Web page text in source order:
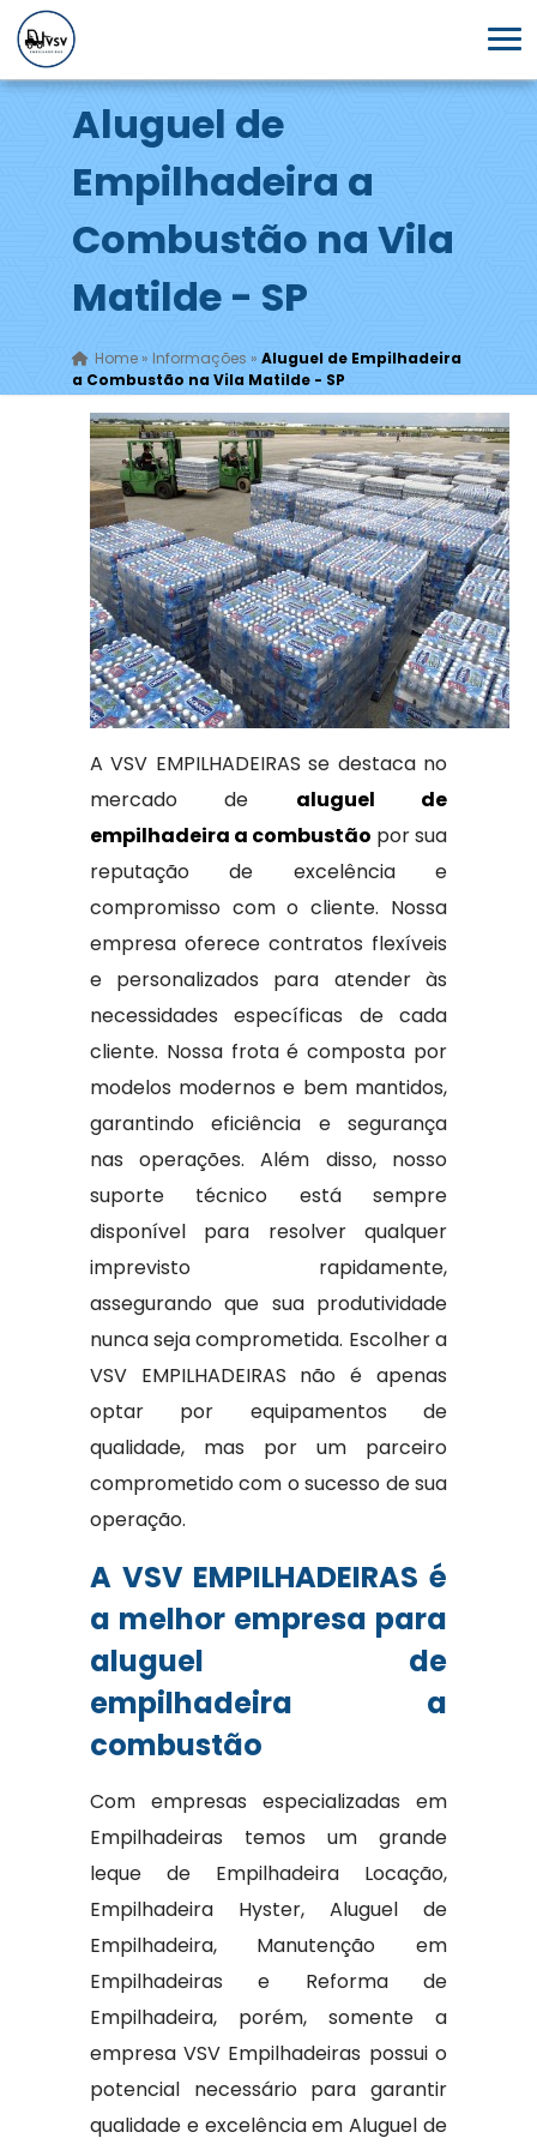
Aluguel de
Empilhadeira a
Combustão na Vila
Matilde - SP
Home» Informações » Aluguel de Empilhadeira
a Combustão na Vila Matilde - SP
A VSV EMPILHADEIRAS se destaca no
mercado de aluguel de
empilhadeira a combustão por sua
reputação de excelência e
compromisso com o cliente. Nossa
empresa oferece contratos flexíveis
e personalizados para atender às
necessidades específicas de cada
cliente. Nossa frota é composta por
modelos modernos e bem mantidos,
garantindo eficiência e segurança
nas operações. Além disso, nosso
suporte técnico está sempre
disponível para resolver qualquer
imprevisto rapidamente,
assegurando que sua produtividade
nunca seja comprometida. Escolher a
VSV EMPILHADEIRAS não é apenas
optar por equipamentos de
qualidade, mas por um parceiro
comprometido com o sucesso de sua
operação.
A VSV EMPILHADEIRAS é
a melhor empresa para
aluguel de
empilhadeira a
combustão
Com empresas especializadas em
Empilhadeiras temos um grande
leque de Empilhadeira Locação,
Empilhadeira Hyster, Aluguel de
Empilhadeira, Manutenção em
Empilhadeiras e Reforma de
Empilhadeira, porém, somente a
empresa VSV Empilhadeiras possui o
potencial necessário para garantir
qualidade e excelência em Aluguel de